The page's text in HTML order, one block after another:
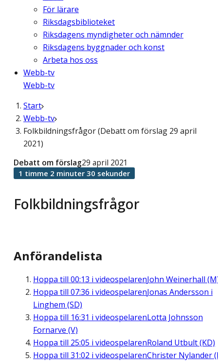
För lärare
Riksdagsbiblioteket
Riksdagens myndigheter och nämnder
Riksdagens byggnader och konst
Arbeta hos oss
Webb-tv
Webb-tv
Start
Webb-tv
Folkbildningsfrågor (Debatt om förslag 29 april
2021)
Folkbildningsfrågor
Debatt om förslag29 april 2021
1 timme 2 minuter 30 sekunder
Anförandelista
Hoppa till 00:13 i videospelarenJohn Weinerhall
Hoppa till 07:36 i videospelarenJonas Andersson i
Linghem (SD)
Hoppa till 16:31 i videospelarenLotta Johnsson
Fornarve (V)
Hoppa till 25:05 i videospelarenRoland Utbult (KD)
Hoppa till 31:02 i videospelarenChrister Nylander